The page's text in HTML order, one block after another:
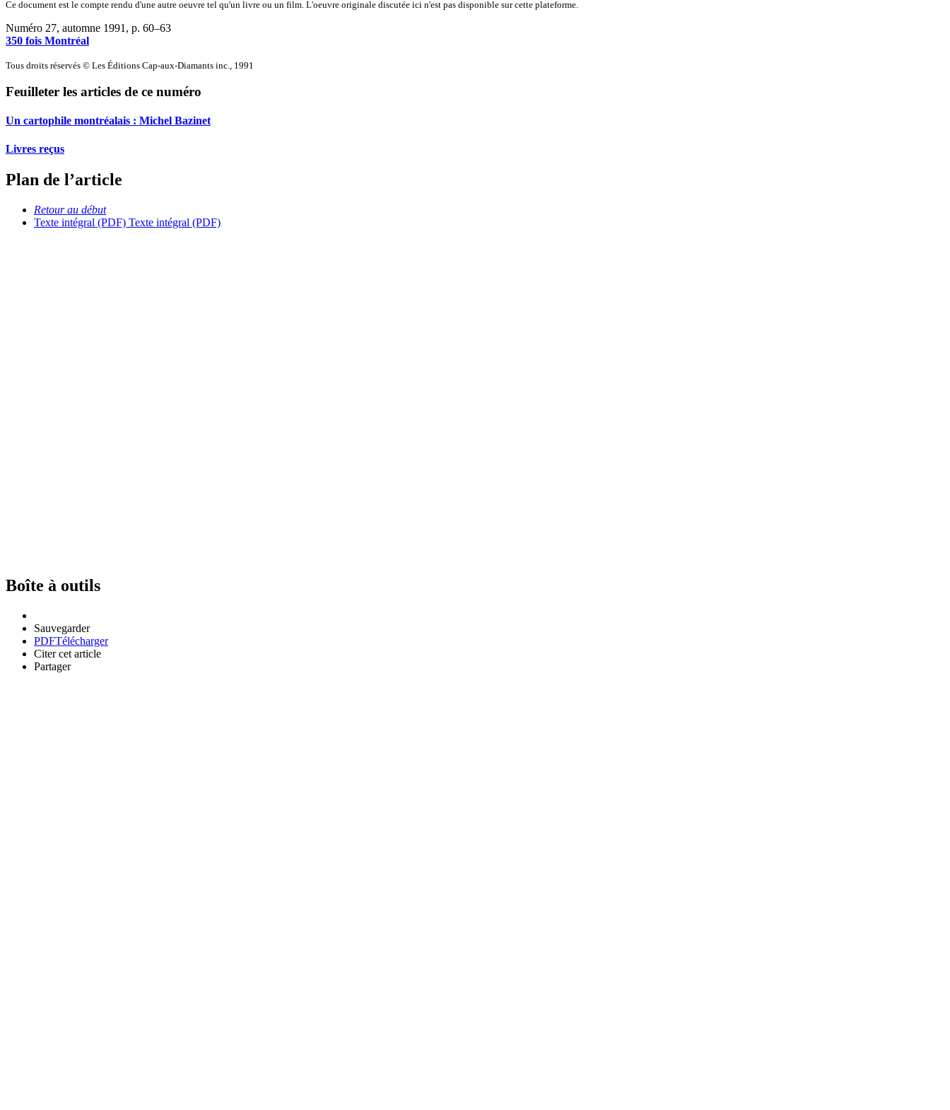
Ce document est le compte rendu d'une autre oeuvre tel qu'un livre ou un film. L'oeuvre originale discutée ici n'est pas disponible sur cette plateforme.
Numéro 27, automne 1991 , p. 60–63
350 fois Montréal
Tous droits réservés © Les Éditions Cap-aux-Diamants inc., 1991
Feuilleter les articles de ce numéro
Un cartophile montréalais : Michel Bazinet
Livres reçus
Plan de l’article
Retour au début
Texte intégral (PDF) Texte intégral (PDF)
Boîte à outils
Sauvegarder
PDFTélécharger
Citer cet article
Partager